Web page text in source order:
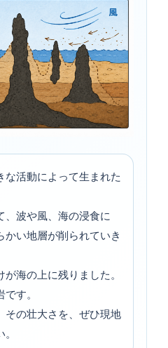
な活動によって生まれた
、波や風、海の浸食に
かい地層が削られていき
海の上に残りました。
す。
その壮大さを、ぜひ現地